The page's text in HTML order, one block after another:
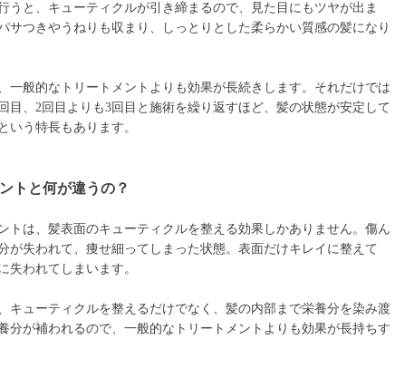
うと、キューティクルが引き締まるので、見た目にもツヤが出ま
サつきやうねりも収まり、しっとりとした柔らかい質感の髪になり
一般的なトリートメントよりも効果が長続きします。それだけでは
目、2回目よりも3回目と施術を繰り返すほど、髪の状態が安定して
いう特長もあります。
トと何が違うの？
トは、髪表面のキューティクルを整える効果しかありません。傷ん
が失われて、痩せ細ってしまった状態。表面だけキレイに整えて
失われてしまいます。
キューティクルを整えるだけでなく、髪の内部まで栄養分を染み渡
分が補われるので、一般的なトリートメントよりも効果が長持ちす